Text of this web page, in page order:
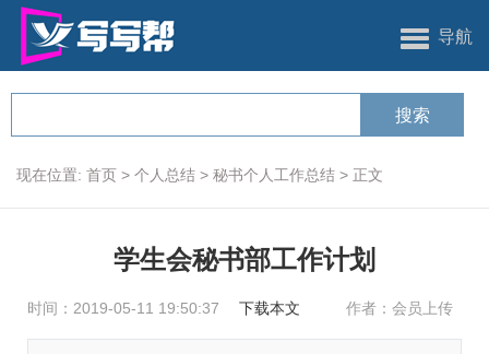
导航
现在位置: 首页 > 个人总结 > 秘书个人工作总结 > 正文
学生会秘书部工作计划
时间：2019-05-11 19:50:37 下载本文 作者：会员上传